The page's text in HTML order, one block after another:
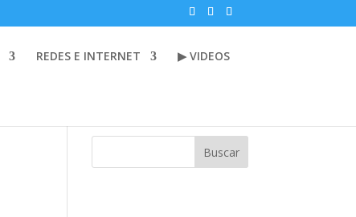
REDES E INTERNET ▶ VIDEOS
Buscar